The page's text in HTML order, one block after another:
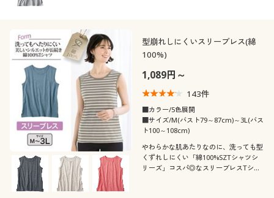
型崩れしにくいスリーブレス(綿
100%)
1,089円～
143件
■カラー/5色展開
■サイズ/M(バスト79～87cm)～3L(バス
ト100～108cm)
やわらかな肌あたりなのに、洗っても型
くずれしにくい「綿100%SZTシャツシ
リーズ」コスパ◎なスリーブレスTシャ